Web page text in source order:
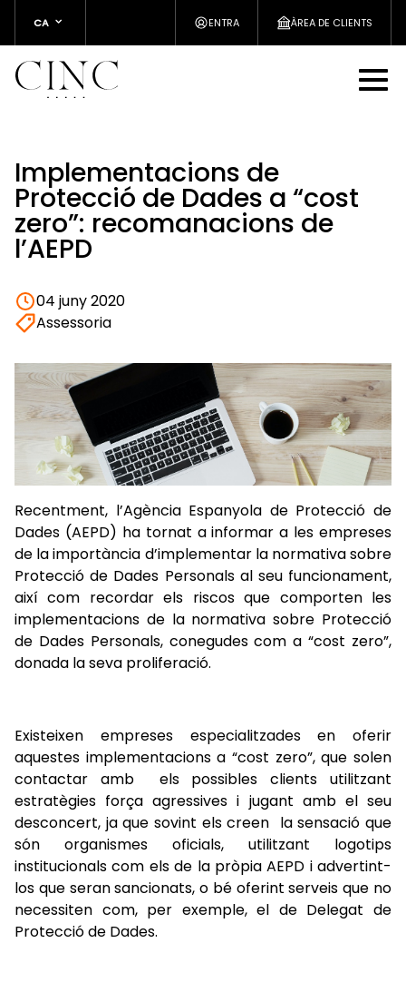
CA ENTRA ÀREA DE CLIENTS
Implementacions de
Protecció de Dades a “cost
zero”: recomanacions de
l’AEPD
04 juny 2020
Assessoria
Recentment, l’Agència Espanyola de Protecció de
Dades (AEPD) ha tornat a informar a les empreses
de la importància d’implementar la normativa sobre
Protecció de Dades Personals al seu funcionament,
així com recordar els riscos que comporten les
implementacions de la normativa sobre Protecció
de Dades Personals, conegudes com a “cost zero”,
donada la seva proliferació.
Existeixen empreses especialitzades en oferir
aquestes implementacions a “cost zero”, que solen
contactar amb els possibles clients utilitzant
estratègies força agressives i jugant amb el seu
desconcert, ja que sovint els creen la sensació que
són organismes oficials, utilitzant logotips
institucionals com els de la pròpia AEPD i advertint-
los que seran sancionats, o bé oferint serveis que no
necessiten com, per exemple, el de Delegat de
Protecció de Dades.